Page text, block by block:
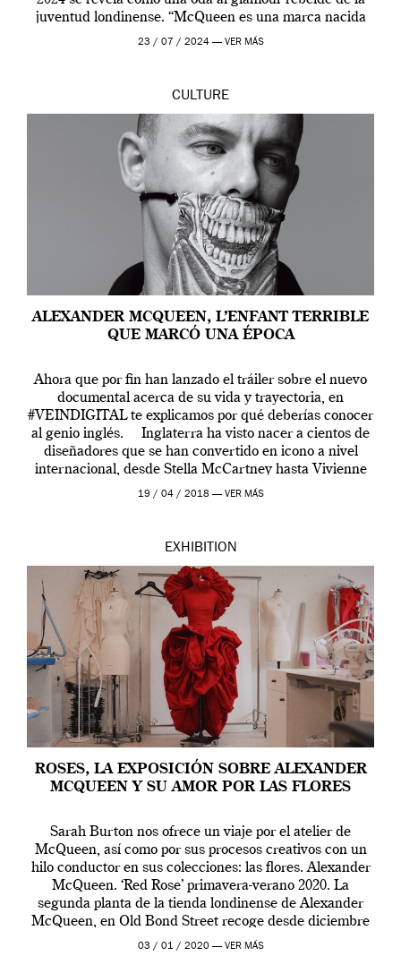
juventud londinense. “McQueen es una marca nacida
en Londres y siempre ha […]
23 / 07 / 2024 — VER MÁS
CULTURE
ALEXANDER MCQUEEN, L’ENFANT TERRIBLE
QUE MARCÓ UNA ÉPOCA
Ahora que por fin han lanzado el tráiler sobre el nuevo
documental acerca de su vida y trayectoria, en
#VEINDIGITAL te explicamos por qué deberías conocer
al genio inglés. Inglaterra ha visto nacer a cientos de
diseñadores que se han convertido en icono a nivel
internacional, desde Stella McCartney hasta Vivienne
Westwood pasando […]
19 / 04 / 2018 — VER MÁS
EXHIBITION
ROSES, LA EXPOSICIÓN SOBRE ALEXANDER
MCQUEEN Y SU AMOR POR LAS FLORES
Sarah Burton nos ofrece un viaje por el atelier de
McQueen, así como por sus procesos creativos con un
hilo conductor en sus colecciones: las flores. Alexander
McQueen. ‘Red Rose’ primavera-verano 2020. La
segunda planta de la tienda londinense de Alexander
McQueen, en Old Bond Street recoge desde diciembre
de 2019 hasta final de abril […]
03 / 01 / 2020 — VER MÁS